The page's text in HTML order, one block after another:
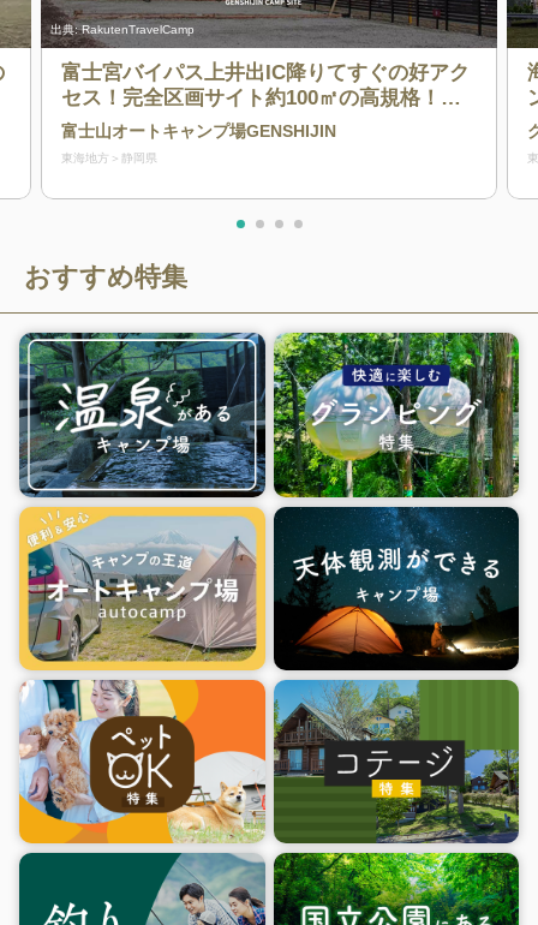
出典:RakutenTravelCamp
富士宮バイパス上井出IC降りてすぐの好アク
セス！完全区画サイト約100㎡の高規格！夏
でも涼しく快適！水周りの綺麗さが自慢のキ
ャンプ場です(^^)
富士山オートキャンプ場GENSHIJIN
東海地方 静岡県
おすすめ特集